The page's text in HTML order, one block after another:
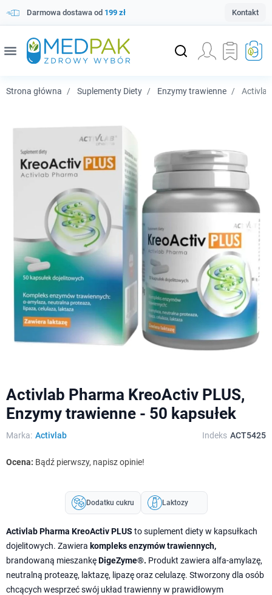
Darmowa dostawa od 199 zł Kontakt
menu
Strona główna Suplementy Diety Enzymy trawienne
Activlab Pharma KreoActiv PLUS,
Enzymy trawienne - 50 kapsułek
Marka: Activlab Indeks ACT5425
Ocena: Bądź pierwszy, napisz opinie!
Dodatku cukru Laktozy
Activlab Pharma KreoActiv PLUS to suplement diety w kapsułkach
dojelitowych. Zawiera kompleks enzymów trawiennych,
brandowaną mieszankęDigeZyme®. Produkt zawiera alfa-amylazę,
neutralną proteazę, laktazę, lipazę oraz celulazę. Stworzony dla osób
chcących wesprzeć swój układ trawienny w prawidłowym